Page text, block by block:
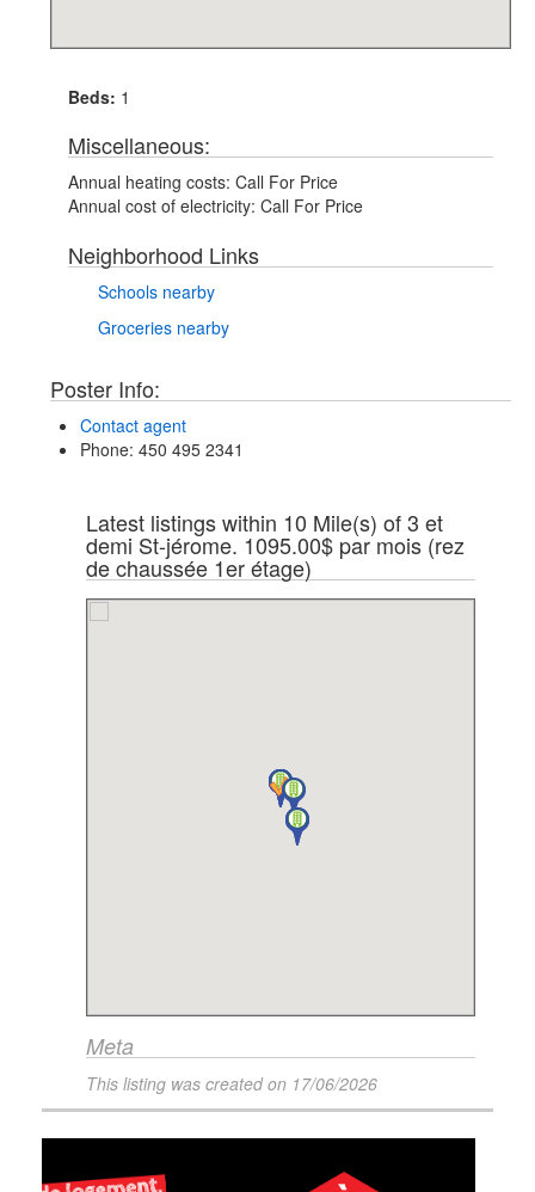
Beds: 1
Miscellaneous:
Annual heating costs: Call For Price
Annual cost of electricity: Call For Price
Neighborhood Links
Schools nearby
Groceries nearby
Poster Info:
Contact agent
Phone: 450 495 2341
Latest listings within 10 Mile(s) of 3 et
demi St-jérome. 1095.00$ par mois (rez
de chaussée 1er étage)
Meta
This listing was created on 17/06/2026